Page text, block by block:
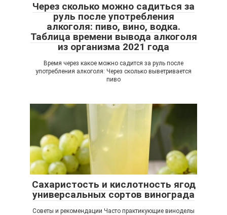
Через сколько можно садиться за
руль после употребления
алкоголя: пиво, вино, водка.
Таблица времени вывода алкоголя
из организма 2021 года
Время через какое можно садится за руль после
употребления алкоголя: Через сколько выветривается
пиво
Сахаристость и кислотность ягод
универсальных сортов винограда
Советы и рекомендации Часто практикующие виноделы